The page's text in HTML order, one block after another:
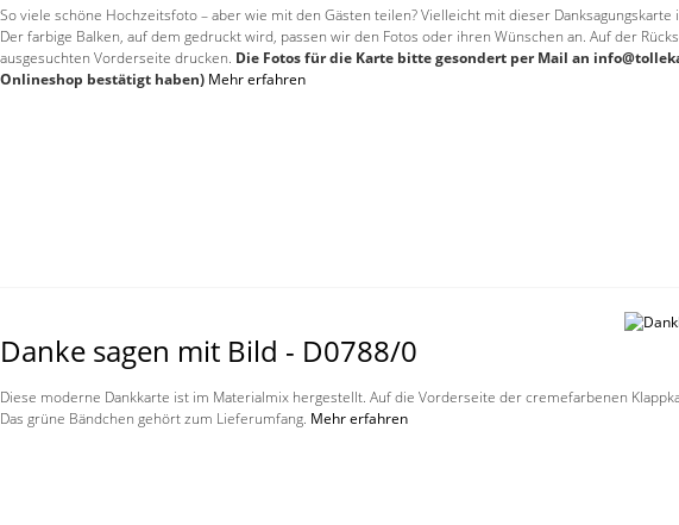
So viele schöne Hochzeitsfoto – aber wie mit den Gästen teilen? Vielleicht mit dieser
Der farbige Balken, auf dem gedruckt wird, passen wir den Fotos oder ihren Wünschen an. Auf der
ausgesuchten Vorderseite drucken. Die Fotos für die Karte bitte gesondert per Mail an
Onlineshop bestätigt haben) Mehr erfahren
Danke sagen mit Bild - D0788/0
Diese moderne Dankkarte ist im Materialmix hergestellt. Auf die Vorderseite der cremefarbenen
Das grüne Bändchen gehört zum Lieferumfang. Mehr erfahren